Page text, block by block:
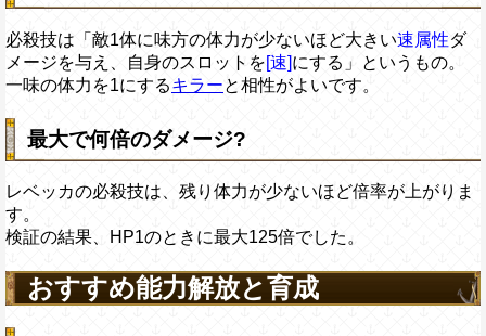
必殺技は「敵1体に味方の体力が少ないほど大きい速属性ダ
メージを与え、自身のスロットを[速]にする」というもの。
一味の体力を1にするキラーと相性がよいです。
最大で何倍のダメージ?
レベッカの必殺技は、残り体力が少ないほど倍率が上がりま
す。
検証の結果、HP1のときに最大125倍でした。
おすすめ能力解放と育成